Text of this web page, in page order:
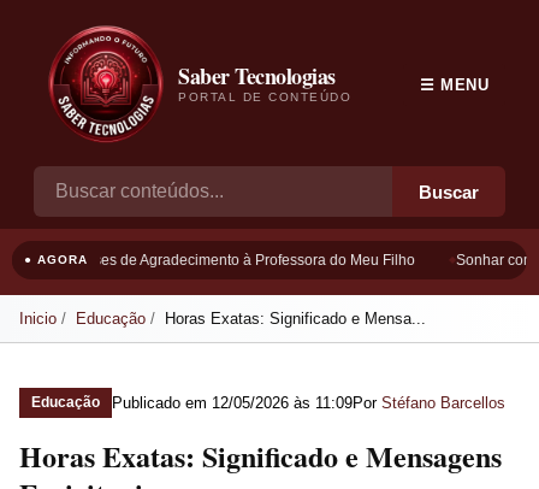
Saber Tecnologias
PORTAL DE CONTEÚDO
Buscar
☰ MENU
● AGORAFrases de Agradecimento à Professora do Meu Filho Sonhar com
Inicio Educação Horas Exatas: Significado e Mensa...
Educação Publicado em 12/05/2026 às 11:09Por Stéfano Barcellos
Horas Exatas: Significado e Mensagens